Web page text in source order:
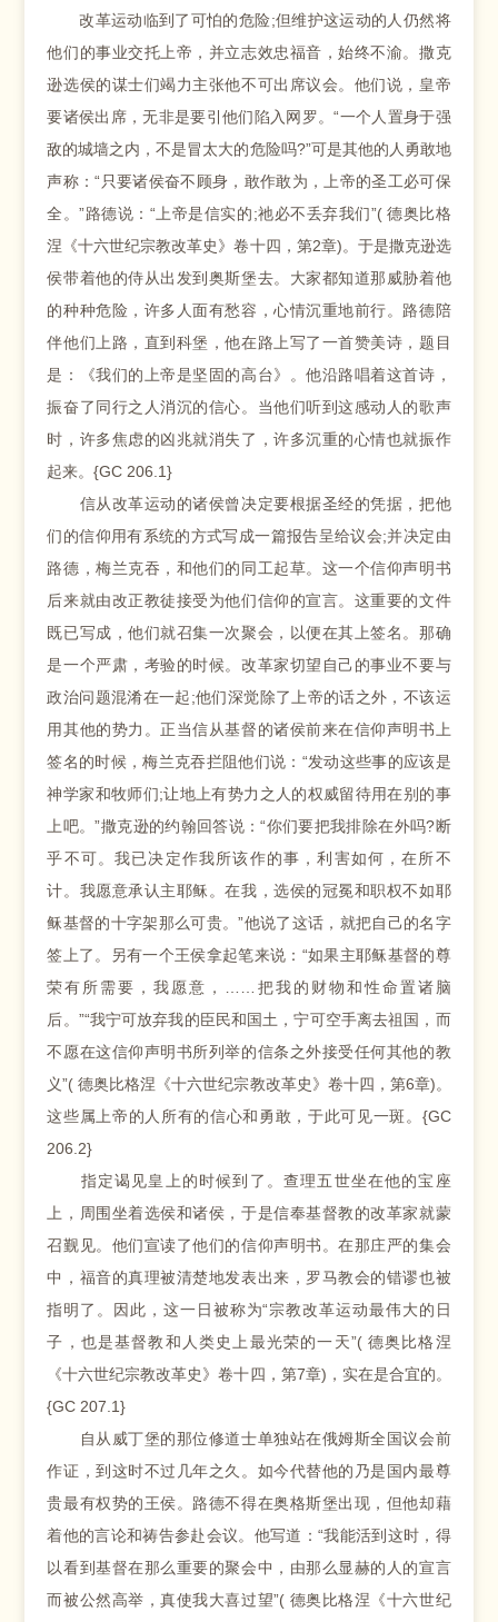
改革运动临到了可怕的危险;但维护这运动的人仍然将
他们的事业交托上帝，并立志效忠福音，始终不渝。撒克
逊选侯的谋士们竭力主张他不可出席议会。他们说，皇帝
要诸侯出席，无非是要引他们陷入网罗。“一个人置身于强
敌的城墙之内，不是冒太大的危险吗?”可是其他的人勇敢地
声称：“只要诸侯奋不顾身，敢作敢为，上帝的圣工必可保
全。”路德说：“上帝是信实的;祂必不丢弃我们”( 德奥比格
涅《十六世纪宗教改革史》卷十四，第2章)。于是撒克逊选
侯带着他的侍从出发到奥斯堡去。大家都知道那威胁着他
的种种危险，许多人面有愁容，心情沉重地前行。路德陪
伴他们上路，直到科堡，他在路上写了一首赞美诗，题目
是：《我们的上帝是坚固的高台》。他沿路唱着这首诗，
振奋了同行之人消沉的信心。当他们听到这感动人的歌声
时，许多焦虑的凶兆就消失了，许多沉重的心情也就振作
起来。{GC 206.1}
信从改革运动的诸侯曾决定要根据圣经的凭据，把他
们的信仰用有系统的方式写成一篇报告呈给议会;并决定由
路德，梅兰克吞，和他们的同工起草。这一个信仰声明书
后来就由改正教徒接受为他们信仰的宣言。这重要的文件
既已写成，他们就召集一次聚会，以便在其上签名。那确
是一个严肃，考验的时候。改革家切望自己的事业不要与
政治问题混淆在一起;他们深觉除了上帝的话之外，不该运
用其他的势力。正当信从基督的诸侯前来在信仰声明书上
签名的时候，梅兰克吞拦阻他们说：“发动这些事的应该是
神学家和牧师们;让地上有势力之人的权威留待用在别的事
上吧。”撒克逊的约翰回答说：“你们要把我排除在外吗?断
乎不可。我已决定作我所该作的事，利害如何，在所不
计。我愿意承认主耶稣。在我，选侯的冠冕和职权不如耶
稣基督的十字架那么可贵。”他说了这话，就把自己的名字
签上了。另有一个王侯拿起笔来说：“如果主耶稣基督的尊
荣有所需要，我愿意，……把我的财物和性命置诸脑
后。”“我宁可放弃我的臣民和国土，宁可空手离去祖国，而
不愿在这信仰声明书所列举的信条之外接受任何其他的教
义”( 德奥比格涅《十六世纪宗教改革史》卷十四，第6章)。
这些属上帝的人所有的信心和勇敢，于此可见一斑。{GC
206.2}
指定谒见皇上的时候到了。查理五世坐在他的宝座
上，周围坐着选侯和诸侯，于是信奉基督教的改革家就蒙
召觐见。他们宣读了他们的信仰声明书。在那庄严的集会
中，福音的真理被清楚地发表出来，罗马教会的错谬也被
指明了。因此，这一日被称为“宗教改革运动最伟大的日
子，也是基督教和人类史上最光荣的一天”( 德奥比格涅
《十六世纪宗教改革史》卷十四，第7章)，实在是合宜的。
{GC 207.1}
自从威丁堡的那位修道士单独站在俄姆斯全国议会前
作证，到这时不过几年之久。如今代替他的乃是国内最尊
贵最有权势的王侯。路德不得在奥格斯堡出现，但他却藉
着他的言论和祷告参赴会议。他写道：“我能活到这时，得
以看到基督在那么重要的聚会中，由那么显赫的人的宣言
而被公然高举，真使我大喜过望”( 德奥比格涅《十六世纪